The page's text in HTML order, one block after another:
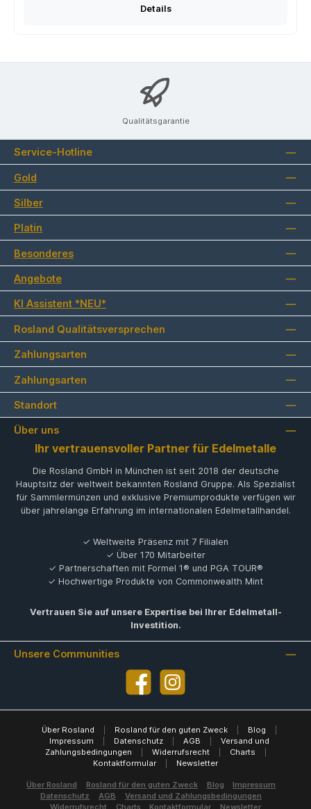
Details
Qualitätsgarantie
Service-Hotline
Gold
Silber
Platin
Besonderes
Angebote
KI Assistent *NEU*
Rosland Qualitätsversprechen
Zahlungsarten
Zahlungsarten
Standort
Über uns
Ihr vertrauensvoller Partner für Edelmetalle
Die Rosland GmbH in München ist seit 2018 der deutsche
Hauptsitz der weltweit bekannten Rosland Gruppe. Als Spezialist
für Sammlermünzen und exklusive Premiumprodukte verfügen wir
über jahrelange Erfahrung im internationalen Edelmetallhandel.
✓ Weltweite Präsenz mit 7 Filialen
✓ Über 170 Mitarbeiter
✓ Partnerschaften mit Formel 1® und PGA TOUR®
✓ Hochwertige Produkte von Commonwealth Mint
Vertrauen Sie auf unsere Expertise bei Ihrer Edelmetall-
Investition.
Unsere Communities
Facebook Instagram
Über Rosland Rosland für den guten Zweck Blog
Impressum
Datenschutz AGB
Versand und
Zahlungsbedingungen
Widerrufsrecht Charts
Kontaktformular
Newsletter
Über Rosland Rosland für den guten Zweck Blog
Impressum
Datenschutz
AGB
Versand und Zahlungsbedingungen